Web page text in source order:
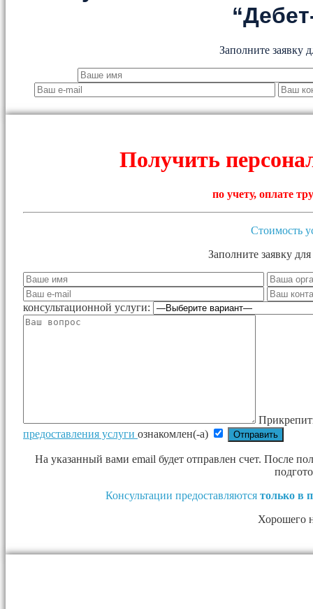
Заполните заявку
Получить
по учету, оплате
Стоимость
Заполните заявку
консультационной услуги:
предоставления услуги ознакомлен(-а)
На указанный вами email будет отправлен счет. После
Консультации предоставляются только в
Хорошего